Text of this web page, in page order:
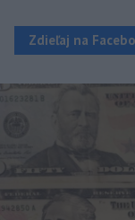
Zdieľaj na